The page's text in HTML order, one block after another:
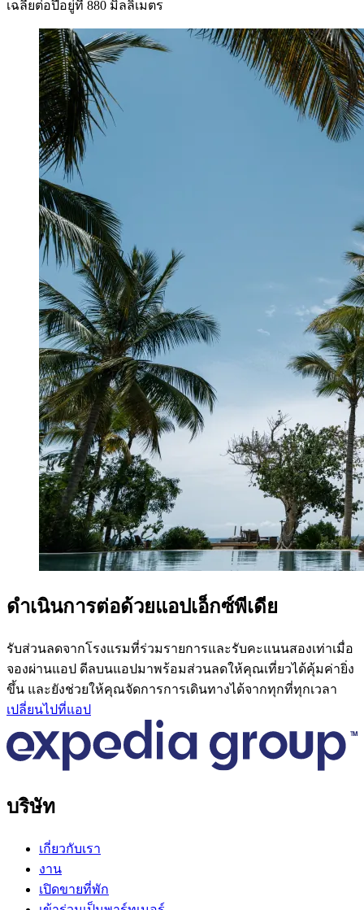
เฉลี่ยต่อปีอยู่ที่ 880 มิลลิเมตร
ดำเนินการต่อด้วยแอปเอ็กซ์พีเดีย
รับส่วนลดจากโรงแรมที่ร่วมรายการและรับคะแนนสองเท่าเมื่อ
จองผ่านแอป ดีลบนแอปมาพร้อมส่วนลดให้คุณเที่ยวได้คุ้มค่ายิ่ง
ขึ้น และยังช่วยให้คุณจัดการการเดินทางได้จากทุกที่ทุกเวลา
เปลี่ยนไปที่แอป
บริษัท
เกี่ยวกับเรา
งาน
เปิดขายที่พัก